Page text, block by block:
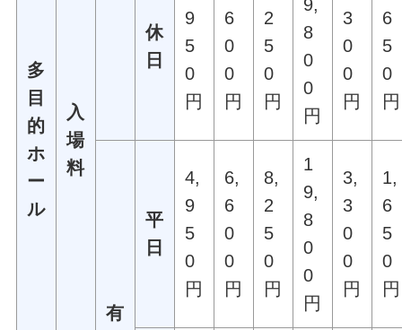
多
目
的
ホ
ー
ル
入
場
料
休
日
9
5
0
円
6
0
0
円
2
5
0
円
9,
8
0
0
円
3
0
0
円
6
5
0
円
有
平
日
4,
9
5
0
円
6,
6
0
0
円
8,
2
5
0
円
1
9,
8
0
0
円
3,
3
0
0
円
1,
6
5
0
円